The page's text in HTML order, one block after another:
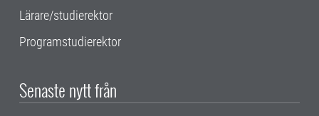
Lärare/studierektor
Programstudierektor
Senaste nytt från